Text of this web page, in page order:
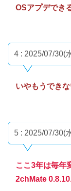
OSアプデでき
4 : 2025/07/30(
いやもうでき
5 : 2025/07/30(
ここ3年は毎年
2chMate